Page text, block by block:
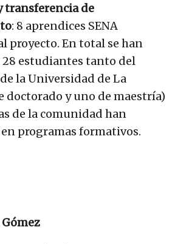
transferencia de
: 8 aprendices SENA
proyecto. En total se han
estudiantes tanto del
la Universidad de La
doctorado y uno de maestría)
de la comunidad han
programas formativos.